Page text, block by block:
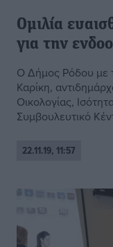
Ομιλία
για την
O Δήμος Ρόδου με
Καρίκη,
Οικολογίας,
Συμβουλευτικό
22.11.19, 11:57